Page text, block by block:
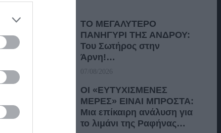
ΤΟ ΜΕΓΑΛΥΤΕΡΟ
ΠΑΝΗΓΥΡΙ ΤΗΣ ΑΝΔΡΟΥ:
Του Σωτήρος στην
Άρνη!…
07/08/2026
ΟΙ «ΕΥΤΥΧΙΣΜΕΝΕΣ
ΜΕΡΕΣ» ΕΙΝΑΙ ΜΠΡΟΣΤΑ:
Μια επίκαιρη ανάλυση για
το λιμάνι της Ραφήνας…